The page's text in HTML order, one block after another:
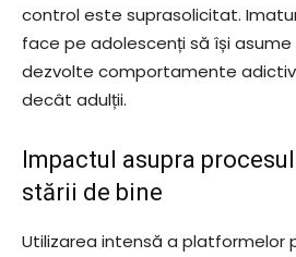
control este suprasolicitat.
face pe adolescenți să își asume
dezvolte comportamente
decât adulții.
Impactul asupra
stării de bine
Utilizarea intensă a platformelor